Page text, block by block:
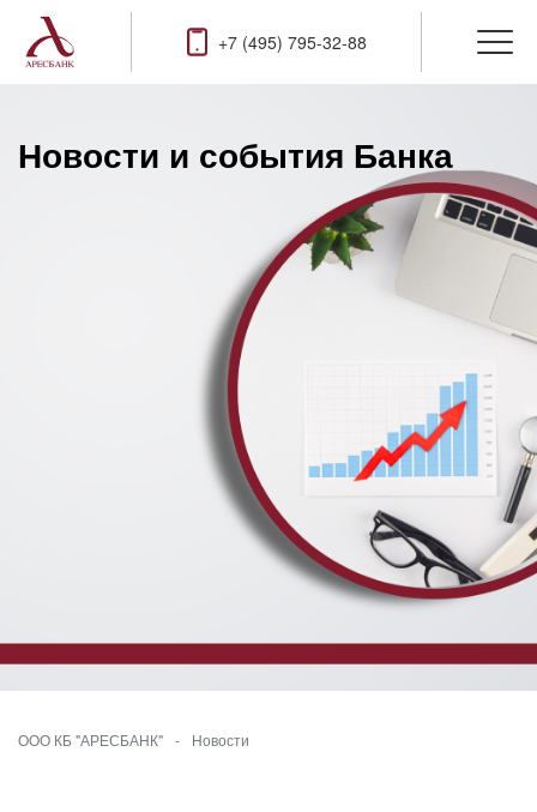
+7 (495) 795-32-88
Новости и события Банка
ООО КБ "АРЕСБАНК" - Новости